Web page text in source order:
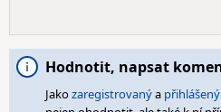
Hodnotit, napsat
Jakozaregistrovanýa přihlášený